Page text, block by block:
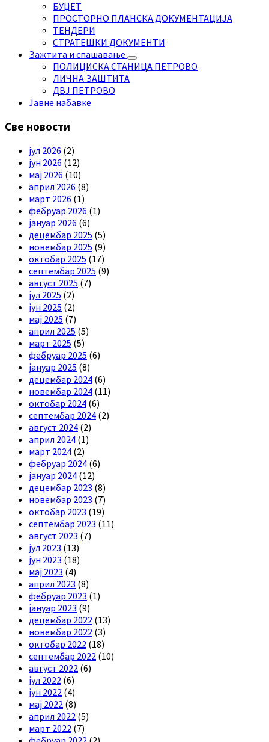
БУЏЕТ
ПРОСТОРНО ПЛАНСКА ДОКУМЕНТАЦИЈА
ТЕНДЕРИ
СТРАТЕШКИ ДОКУМЕНТИ
Зажтита и спашавање
ПОЛИЦИСКА СТАНИЦА ПЕТРОВО
ЛИЧНА ЗАШТИТА
ДВЈ ПЕТРОВО
Јавне набавке
Све новости
јул 2026 (2)
јун 2026 (12)
мај 2026 (10)
април 2026 (8)
март 2026 (1)
фебруар 2026 (1)
јануар 2026 (6)
децембар 2025 (5)
новембар 2025 (9)
октобар 2025 (17)
септембар 2025 (9)
август 2025 (7)
јул 2025 (2)
јун 2025 (2)
мај 2025 (7)
април 2025 (5)
март 2025 (5)
фебруар 2025 (6)
јануар 2025 (8)
децембар 2024 (6)
новембар 2024 (11)
октобар 2024 (6)
септембар 2024 (2)
август 2024 (2)
април 2024 (1)
март 2024 (2)
фебруар 2024 (6)
јануар 2024 (12)
децембар 2023 (8)
новембар 2023 (7)
октобар 2023 (19)
септембар 2023 (11)
август 2023 (7)
јул 2023 (13)
јун 2023 (18)
мај 2023 (4)
април 2023 (8)
фебруар 2023 (1)
јануар 2023 (9)
децембар 2022 (13)
новембар 2022 (3)
октобар 2022 (18)
септембар 2022 (10)
август 2022 (6)
јул 2022 (6)
јун 2022 (4)
мај 2022 (8)
април 2022 (5)
март 2022 (7)